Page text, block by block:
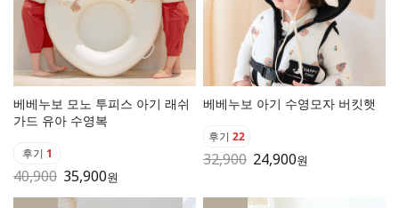
베베누보 모노 투피스 아기 래쉬
가드 유아 수영복
후기 1
40,900 35,900원
베베누보 아기 수영모자 버킷햇
후기22
32,900 24,900원